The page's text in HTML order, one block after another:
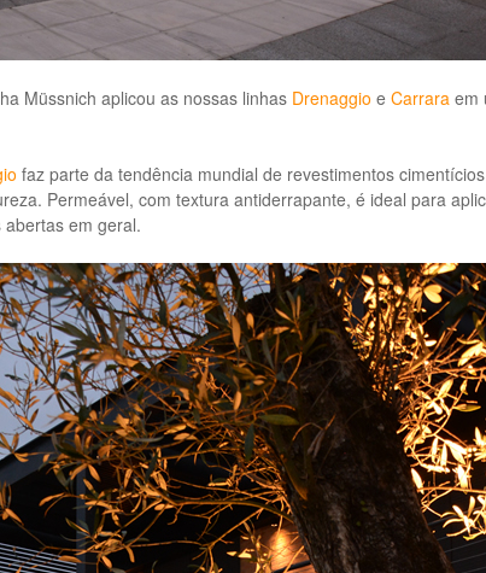
Müssnich aplicou as nossas linhas Drenaggio e Carrara em
faz parte da tendência mundial de revestimentos cimentícios
Permeável, com textura antiderrapante, é ideal para
em geral.